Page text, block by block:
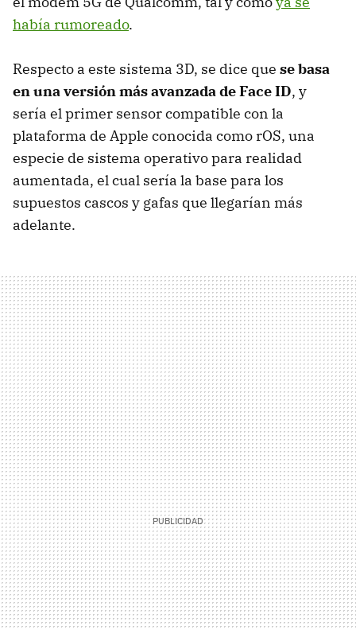
había rumoreado.
Respecto a este sistema 3D, se dice que se basa
en una versión más avanzada de Face ID, y
sería el primer sensor compatible con la
plataforma de Apple conocida como rOS, una
especie de sistema operativo para realidad
aumentada, el cual sería la base para los
supuestos cascos y gafas que llegarían más
adelante.